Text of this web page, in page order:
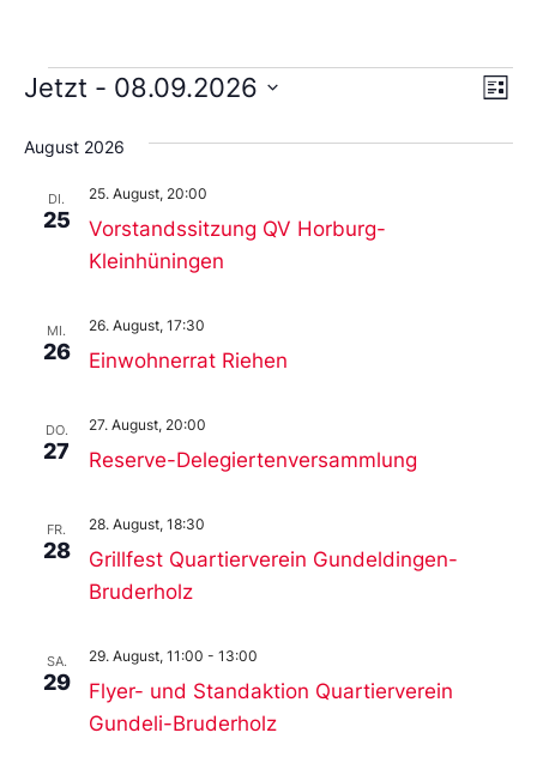
Liste
Jetzt - 08.09.2026
Sie
das
aus.
August 2026
DI.
25
Vorstandssitzung QV Horburg-
Kleinhüningen
25. August, 20:00
MI.
26 Einwohnerrat Riehen
26. August, 17:30
DO.
27 Reserve-Delegiertenversammlung
27. August, 20:00
FR.
28
Grillfest Quartierverein Gundeldingen-
Bruderholz
28. August, 18:30
SA.
29
Flyer- und Standaktion Quartierverein
Gundeli-Bruderholz
29. August, 11:00 - 13:00